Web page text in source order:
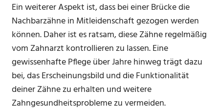
Ein weiterer Aspekt ist, dass bei einer Brücke die
Nachbarzähne in Mitleidenschaft gezogen werden
können. Daher ist es ratsam, diese Zähne regelmäßig
vom Zahnarzt kontrollieren zu lassen. Eine
gewissenhafte Pflege über Jahre hinweg trägt dazu
bei, das Erscheinungsbild und die Funktionalität
deiner Zähne zu erhalten und weitere
Zahngesundheitsprobleme zu vermeiden.